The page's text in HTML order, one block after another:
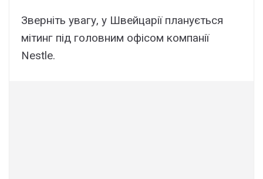
Зверніть увагу, у Швейцарії планується
мітинг під головним офісом компанії
Nestle.